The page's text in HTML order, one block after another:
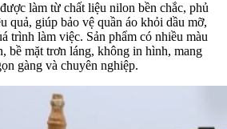
làm từ chất liệu nilon bền chắc, phủ
quả, giúp bảo vệ quần áo khỏi dầu mỡ,
trình làm việc. Sản phẩm có nhiều màu
bề mặt trơn láng, không in hình, mang
gàng và chuyên nghiệp.